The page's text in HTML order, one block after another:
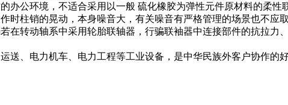
公环境，不适合采用以一般 硫化橡胶为弹性元件原材料的柔性
柱销的晃动，本身噪音大，有关噪音有严格管理的场景也不应取
在转动轴系中采用轮胎联轴器，行骗联袖器中连接部件的抗拉力
、电力机车、电力工程等工业设备，是中华民族外客户协作的